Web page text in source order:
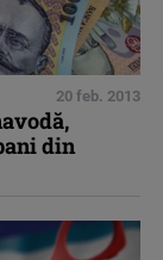
20 feb. 2013
din